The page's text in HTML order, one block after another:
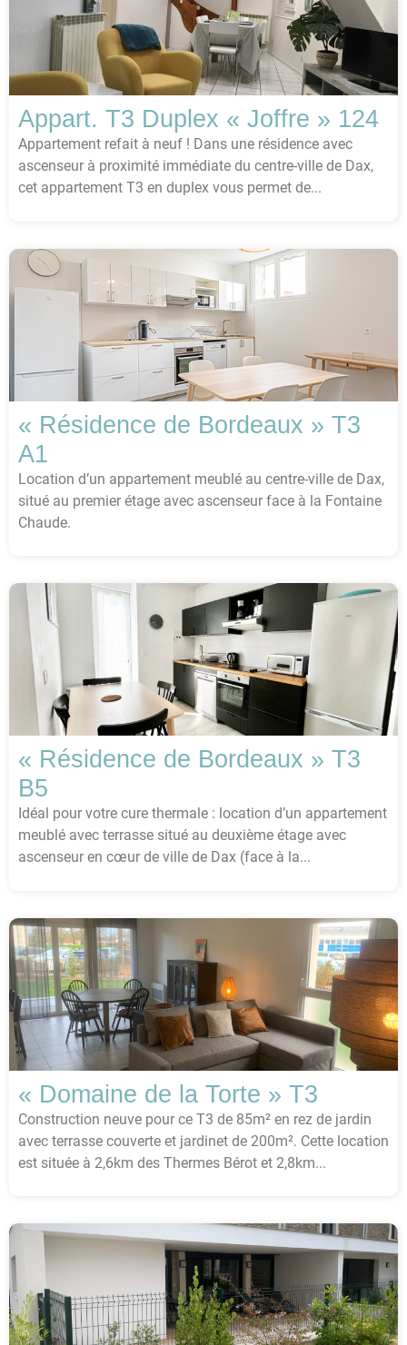
Appart. T3 Duplex « Joffre » 124
Appartement refait à neuf ! Dans une résidence avec
ascenseur à proximité immédiate du centre-ville de Dax,
cet appartement T3 en duplex vous permet de...
« Résidence de Bordeaux » T3
A1
Location d’un appartement meublé au centre-ville de Dax,
situé au premier étage avec ascenseur face à la Fontaine
Chaude.
« Résidence de Bordeaux » T3
B5
Idéal pour votre cure thermale : location d’un appartement
meublé avec terrasse situé au deuxième étage avec
ascenseur en cœur de ville de Dax (face à la...
« Domaine de la Torte » T3
Construction neuve pour ce T3 de 85m² en rez de jardin
avec terrasse couverte et jardinet de 200m². Cette location
est située à 2,6km des Thermes Bérot et 2,8km...